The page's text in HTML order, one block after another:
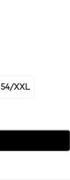
54/XXL